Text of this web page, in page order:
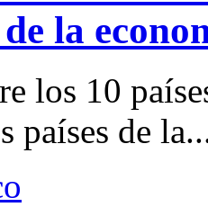
la
los 10
países de